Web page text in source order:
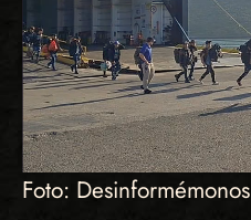
Foto: Desinformémonos